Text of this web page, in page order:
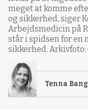
meget at komme
og sikkerhed, siger
Arbejdsmedicin på
står i spidsen for en
sikkerhed.
Tenna Bang